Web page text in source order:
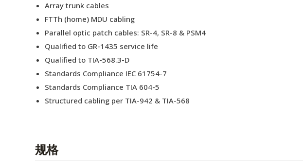
Array trunk cables
FTTh (home) MDU cabling
Parallel optic patch cables: SR-4, SR-8 & PSM4
Qualified to GR-1435 service life
Qualified to TIA-568.3-D
Standards Compliance IEC 61754-7
Standards Compliance TIA 604-5
Structured cabling per TIA-942 & TIA-568
规格